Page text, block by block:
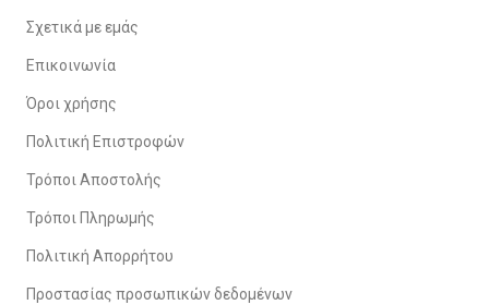
Σχετικά με εμάς
Επικοινωνία
Όροι χρήσης
Πολιτική Επιστροφών
Τρόποι Αποστολής
Τρόποι Πληρωμής
Πολιτική Απορρήτου
Προστασίας προσωπικών δεδομένων